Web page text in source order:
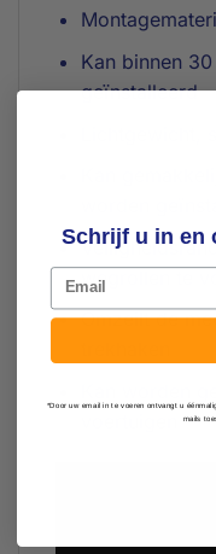
Kan binnen
geïnstalleerd
wegrollen te
Omzeilt de
Schrijf u in en
Email
*Door uw email in te voeren ontvangt u
mails